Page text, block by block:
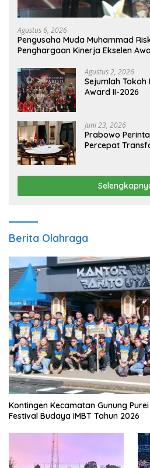
Agustus 6, 2026
Pengusaha Muda Muhammad
Penghargaan Kinerja Ekselen
Agustus 2, 2026
Sejumlah Tokoh
Award II-2026
Juni 23, 2026
Prabowo
Percepat
Berita Olahraga
Kontingen Kecamatan Gunung
Festival Budaya IMBT Tahun 2026